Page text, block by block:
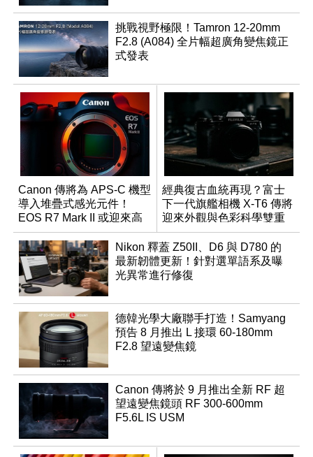
挑戰視野極限！Tamron 12-20mm
F2.8 (A084) 全片幅超廣角變焦鏡正
式發表
Canon 傳將為 APS-C 機型
導入堆疊式感光元件！
EOS R7 Mark II 或迎來高
速讀出升級
經典復古血統再現？富士
下一代旗艦相機 X-T6 傳將
迎來外觀與色彩科學雙重
優化
Nikon 釋蓋 Z50II、D6 與 D780 的
最新韌體更新！針對選單語系及曝
光異常進行修復
德韓光學大廠聯手打造！Samyang
預告 8 月推出 L 接環 60-180mm
F2.8 望遠變焦鏡
Canon 傳將於 9 月推出全新 RF 超
望遠變焦鏡頭 RF 300-600mm
F5.6L IS USM